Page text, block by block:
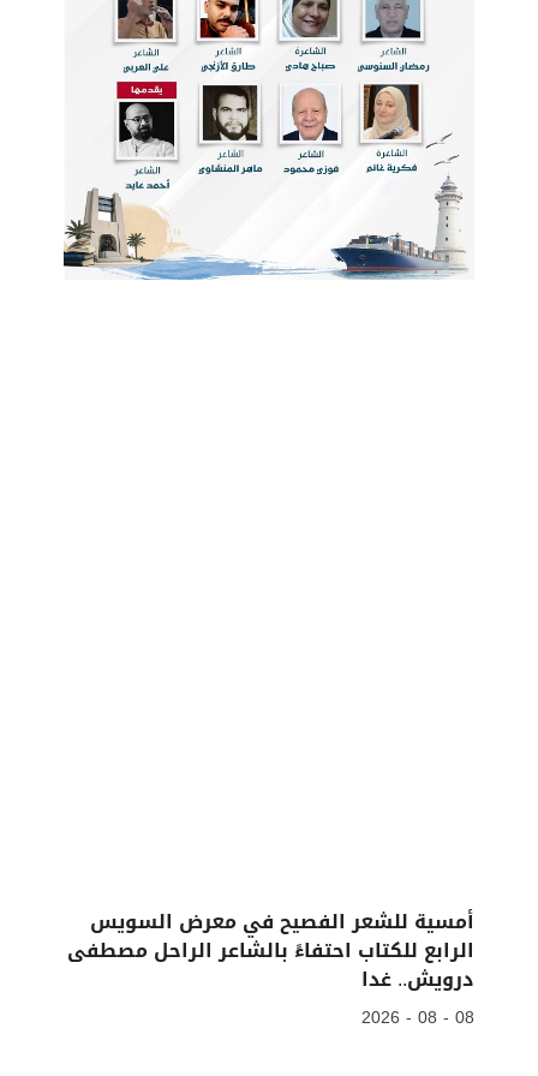
أمسية للشعر الفصيح في معرض السويس
الرابع للكتاب احتفاءً بالشاعر الراحل مصطفى
درويش.. غدا
08 - 08 - 2026